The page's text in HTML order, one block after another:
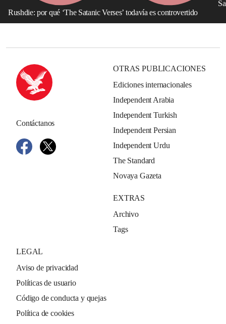
Rushdie: por qué ‘The Satanic Verses’ todavía es controvertido
Contáctanos
OTRAS PUBLICACIONES
Ediciones internacionales
Independent Arabia
Independent Turkish
Independent Persian
Independent Urdu
The Standard
Novaya Gazeta
EXTRAS
Archivo
Tags
LEGAL
Aviso de privacidad
Políticas de usuario
Código de conducta y quejas
Política de cookies